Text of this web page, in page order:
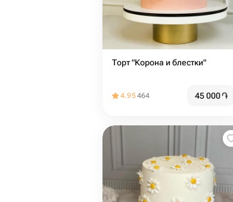
Торт "Корона и блестки"
4.95464 45 000֏